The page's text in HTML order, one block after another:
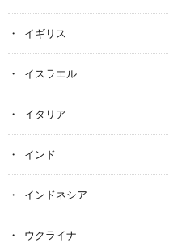
イギリス
イスラエル
イタリア
インド
インドネシア
ウクライナ